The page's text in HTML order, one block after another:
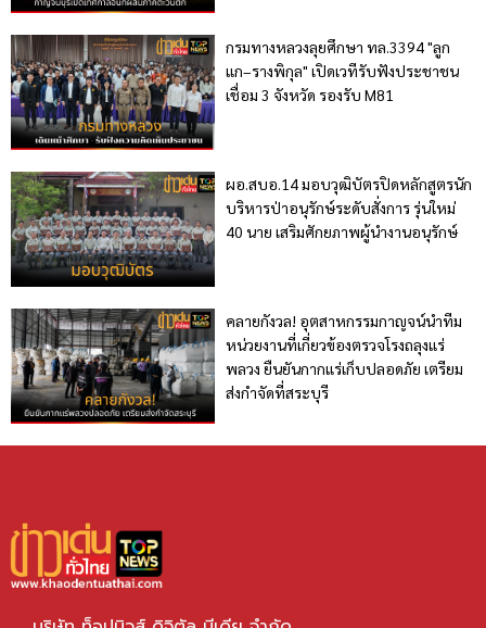
กรมทางหลวงลุยศึกษา ทล.3394 "ลูก
แก–รางพิกุล" เปิดเวทีรับฟังประชาชน
เชื่อม 3 จังหวัด รองรับ M81
ผอ.สบอ.14 มอบวุฒิบัตรปิดหลักสูตรนัก
บริหารป่าอนุรักษ์ระดับสั่งการ รุ่นใหม่
40 นาย เสริมศักยภาพผู้นำงานอนุรักษ์
คลายกังวล! อุตสาหกรรมกาญจน์นำทีม
หน่วยงานที่เกี่ยวข้องตรวจโรงถลุงแร่
พลวง ยืนยันกากแร่เก็บปลอดภัย เตรียม
ส่งกำจัดที่สระบุรี